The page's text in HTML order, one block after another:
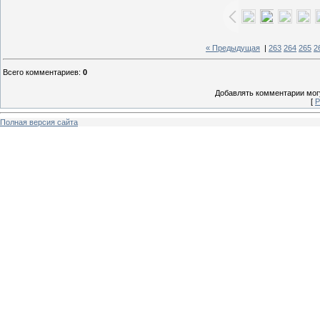
« Предыдущая 263 264 265
Всего комментариев: 0
Добавлять комментарии
[
Полная версия сайта